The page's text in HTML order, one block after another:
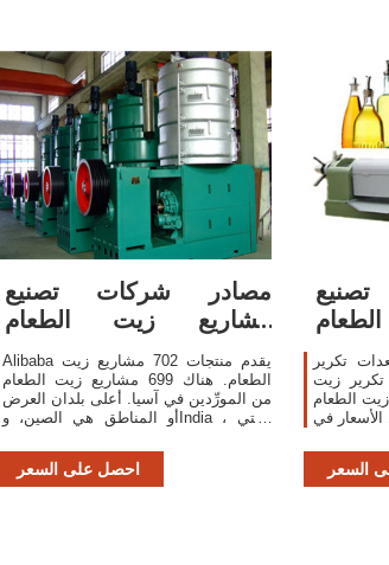
مصادر شركات تصنيع
مشاريع زيت الطعام
ومشاريع زيت الطعام في
Alibaba يقدم منتجات 702 مشاريع زيت
الطعام. هناك 699 مشاريع زيت الطعام
من المورِّدين في آسيا. أعلى بلدان العرض
أو المناطق هي الصين، وIndia ، والتي
، على التوالي. مكنك
احصل على السعر
زيت
تكرير
زيت
الطعام
في
السعر